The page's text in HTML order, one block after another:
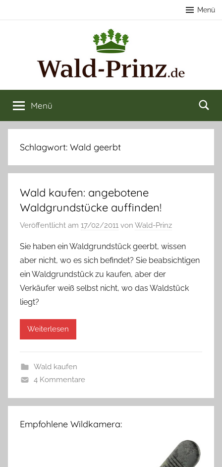
Menü
Nachhaltige
Forstwirtschaft
Naturerlebnisse
Wald
kaufen
verkaufen
Menü
Schlagwort: Wald geerbt
Wald kaufen: angebotene
Waldgrundstücke auffinden!
Veröffentlicht am 17/02/2011 von Wald-Prinz
Sie haben ein Waldgrundstück geerbt, wissen
aber nicht, wo es sich befindet? Sie beabsichtigen
ein Waldgrundstück zu kaufen, aber der
Verkäufer weiß selbst nicht, wo das Waldstück
liegt?
Weiterlesen
Wald kaufen
4 Kommentare
Empfohlene Wildkamera: